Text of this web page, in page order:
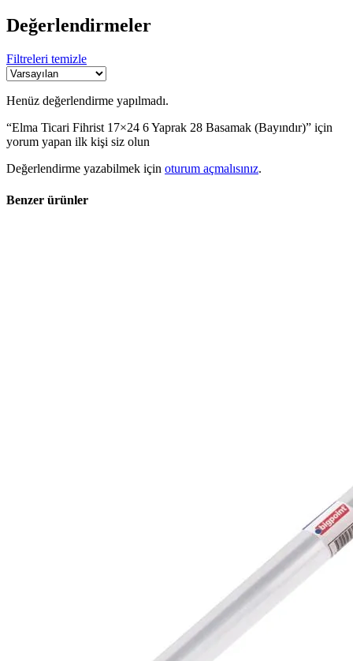
Değerlendirmeler
Filtreleri temizle
Henüz değerlendirme yapılmadı.
“Elma Ticari Fihrist 17×24 6 Yaprak 28 Basamak (Bayındır)” için
yorum yapan ilk kişi siz olun
Değerlendirme yazabilmek için oturum açmalısınız.
Benzer ürünler